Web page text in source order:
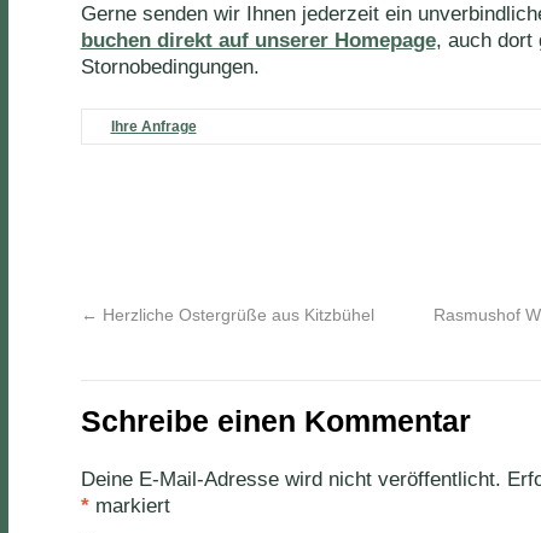
Gerne senden wir Ihnen jederzeit ein
buchen direkt auf unserer Homepage, auch dort
Stornobedingungen.
Ihre Anfrage
← Herzliche Ostergrüße aus Kitzbühel Rasmushof
Schreibe einen Kommentar
Deine E-Mail-Adresse wird nicht veröffentlicht.
*markiert